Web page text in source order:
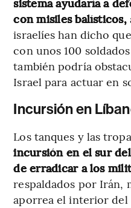
con misiles balísticos,
israelíes han dicho
con unos 100
también podría
Israel para actuar en
Incursión en
Los tanques y las
incursión en el sur
de erradicar a los
respaldados por Irán,
aporrea el interior del